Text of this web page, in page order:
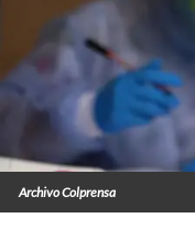
Archivo Colprensa